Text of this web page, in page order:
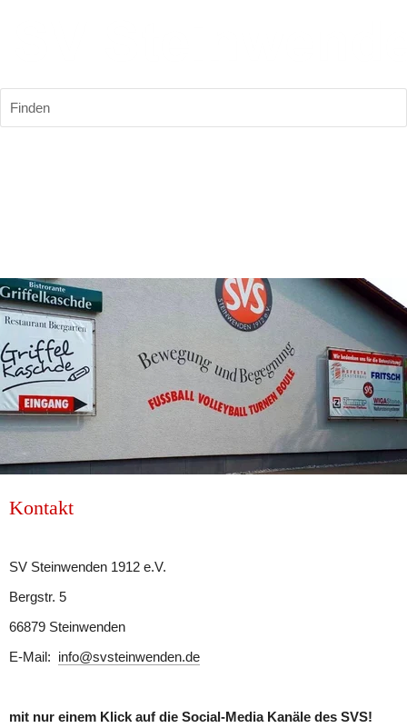
Finden
Kontakt
SV Steinwenden 1912 e.V.
Bergstr. 5
66879 Steinwenden
E-Mail: info@svsteinwenden.de
mit nur einem Klick auf die Social-Media Kanäle des SVS!